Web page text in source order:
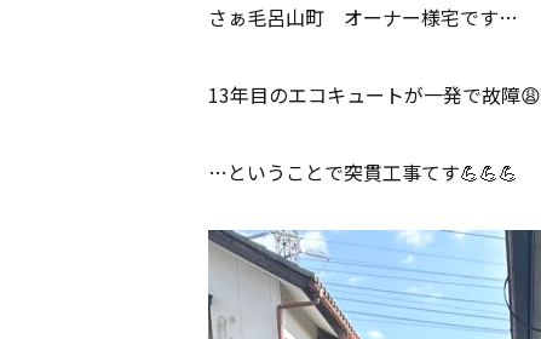
さぁ毛呂山町 オーナー様宅です…
13年目のエコキュートが一発で故障😩
…ということで突貫工事てす💪💪💪